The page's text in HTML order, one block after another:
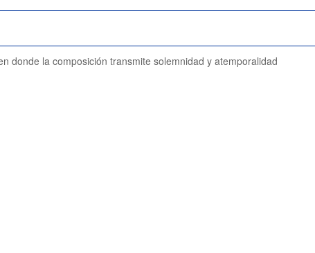
donde la composición transmite solemnidad y atemporalidad